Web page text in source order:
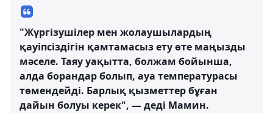
"Жүргізушілер мен жолаушылардың
қауіпсіздігін қамтамасыз ету өте маңызды
мәселе. Таяу уақытта, болжам бойынша,
алда борандар болып, ауа температурасы
төмендейді. Барлық қызметтер бұған
дайын болуы керек", — деді Мамин.